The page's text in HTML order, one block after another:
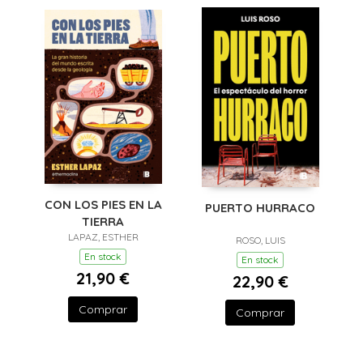
CON LOS PIES EN LA
TIERRA
LAPAZ, ESTHER
En stock
21,90 €
Comprar
PUERTO HURRACO
ROSO, LUIS
En stock
22,90 €
Comprar